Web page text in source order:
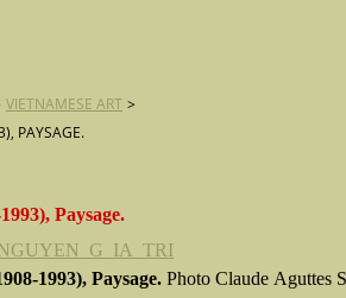
VIETNAMESE ART >
PAYSAGE.
Paysage.
1993), Paysage. Photo Claude Aguttes